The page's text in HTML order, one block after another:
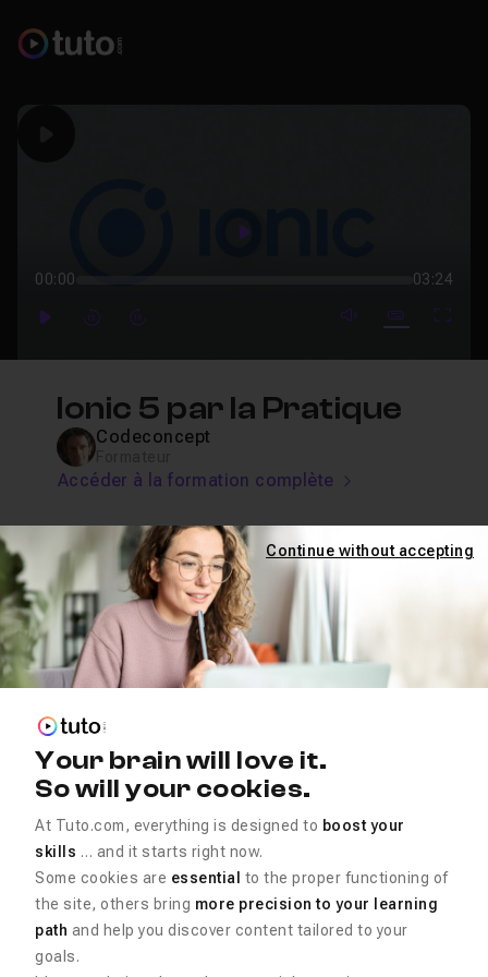
Play
00:00 03:24
PlayForwardForward mute video
Subtitles
Ionic 5 par la Pratique
Codeconcept
Accéder à la formation complète